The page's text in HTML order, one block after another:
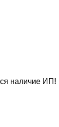
наличие ИП!